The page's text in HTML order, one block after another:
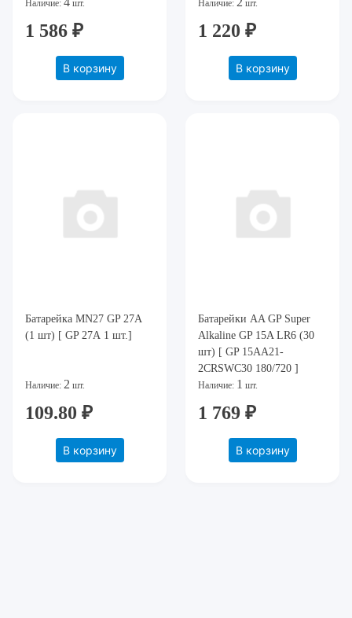
Наличие: шт.
1 586 ₽
В корзину
Наличие: шт.
1 220 ₽
В корзину
Батарейка MN27 GP 27А
(1 шт) [ GP 27А 1 шт.]
Наличие: 2 шт.
109.80 ₽
В корзину
Батарейки AA GP Super
Alkaline GP 15A LR6 (30
шт) [ GP 15AA21-
2CRSWC30 180/720 ]
Наличие: 1 шт.
1 769 ₽
В корзину